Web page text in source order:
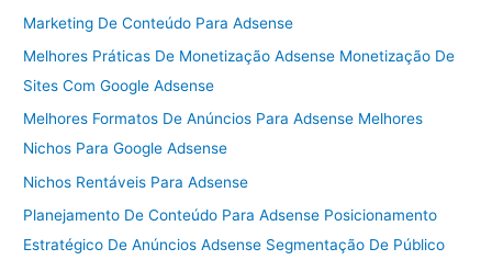
Marketing De Conteúdo Para Adsense
Melhores Práticas De Monetização Adsense Monetização De
Sites Com Google Adsense
Melhores Formatos De Anúncios Para Adsense Melhores
Nichos Para Google Adsense
Nichos Rentáveis Para Adsense
Planejamento De Conteúdo Para Adsense Posicionamento
Estratégico De Anúncios Adsense Segmentação De Público